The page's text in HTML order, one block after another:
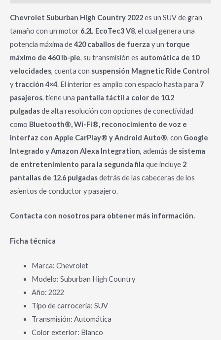
Chevrolet Suburban High Country 2022es un SUV de gran
tamaño con un motor 6.2L EcoTec3 V8, el cual genera una
potencia máxima de420 caballos de fuerza y un torque
máximo de 460 lb-pie, su transmisión es automática de 10
velocidades, cuenta con suspensión Magnetic Ride Control
ytracción 4×4. El interior es amplio con espacio hasta para 7
pasajeros, tiene una pantalla táctil a color de 10.2
pulgadasde alta resolución con opciones de conectividad
como Bluetooth®, Wi-Fi®, reconocimiento de voz e
interfaz con Apple CarPlay® y Android Auto®, con Google
Integrado y Amazon Alexa Integration, además de sistema
de entretenimiento para la segunda fila que incluye 2
pantallas de 12.6 pulgadasdetrás de las cabeceras de los
asientos de conductor y pasajero.
Contacta con nosotros para obtener más información.
Ficha técnica
Marca: Chevrolet
Modelo: Suburban High Country
Año: 2022
Tipo de carrocería: SUV
Transmisión: Automática
Color exterior: Blanco